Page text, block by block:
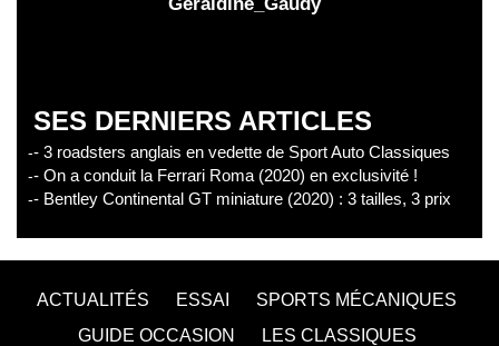
SES DERNIERS ARTICLES
- 3 roadsters anglais en vedette de Sport Auto Classiques
- On a conduit la Ferrari Roma (2020) en exclusivité !
- Bentley Continental GT miniature (2020) : 3 tailles, 3 prix
ACTUALITÉS ESSAI
SPORTS MÉCANIQUES
GUIDE OCCASION
LES CLASSIQUES